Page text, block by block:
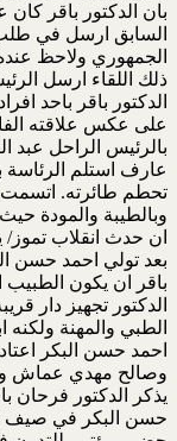
بان الدكتور باقر
السابق ارسل في
الجمهوري ولاحظ
ذلك اللقاء ارسل
الدكتور باقر باحد
على عكس علاقته
بالرئيس الراحل عبد
عارف استلم
تحطم طائرته. اتسمت
وبالطيبة والمودة
ان حدث انقلاب تموز/ يوليو 1968 وعزل عبد
بعد تولي احمد حسن
باقر ان يكون
الدكتور تجهيز دار
الطبي والمهنة
احمد حسن البكر
وصالح مهدي عماش
يذكر الدكتور فرحان